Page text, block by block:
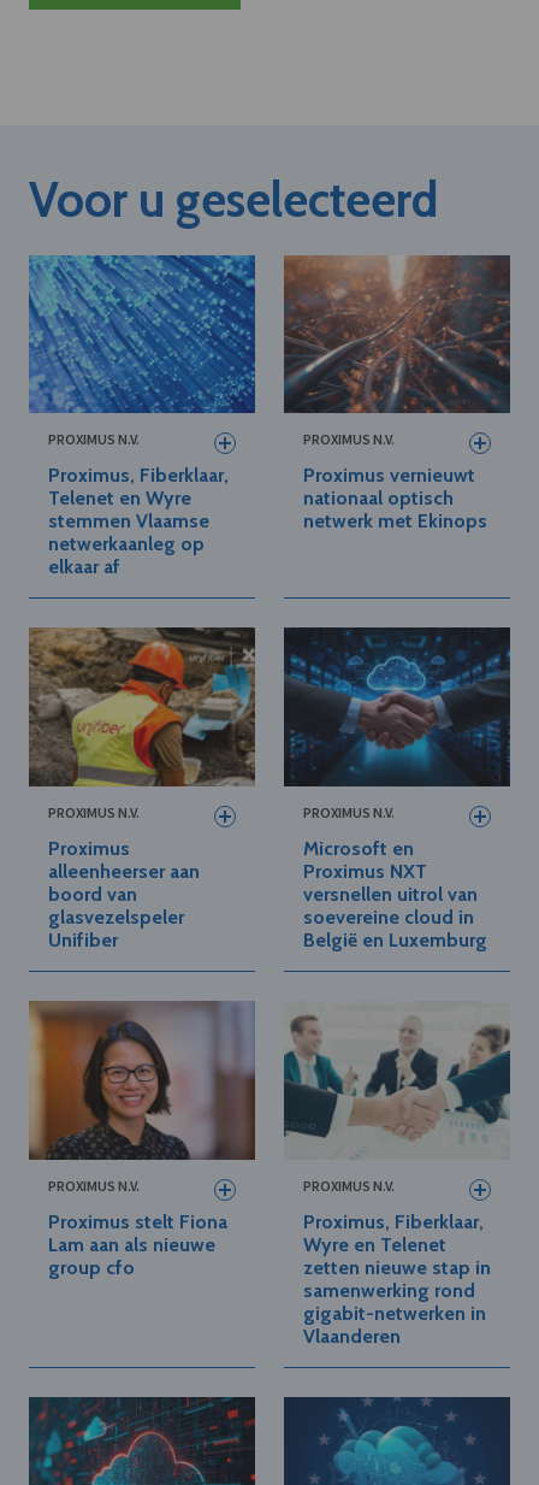
Voor u geselecteerd
PROXIMUS N.V.
Proximus, Fiberklaar,
Telenet en Wyre
stemmen Vlaamse
netwerkaanleg op
elkaar af
PROXIMUS N.V.
Proximus vernieuwt
nationaal optisch
netwerk met Ekinops
PROXIMUS N.V.
Proximus
alleenheerser aan
boord van
glasvezelspeler
Unifiber
PROXIMUS N.V.
Microsoft en
Proximus NXT
versnellen uitrol van
soevereine cloud in
België en Luxemburg
PROXIMUS N.V.
Proximus stelt Fiona
Lam aan als nieuwe
group cfo
PROXIMUS N.V.
Proximus, Fiberklaar,
Wyre en Telenet
zetten nieuwe stap in
samenwerking rond
gigabit-netwerken in
Vlaanderen